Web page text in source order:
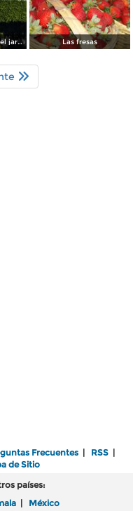
La torre del reloj en el jardín Hidalgo. Irapuato, Gto. 2001 Las fresas
Frecuentes | RSS |
de Sitio
países:
| México